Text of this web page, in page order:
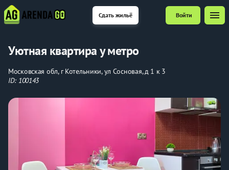
Сдать жильё Войти menu
Уютная квартира у метро
Московская обл, г Котельники, ул Сосновая, д 1 к 3
ID: 100143